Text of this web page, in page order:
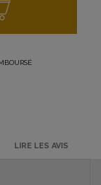
LIRE LES AVIS